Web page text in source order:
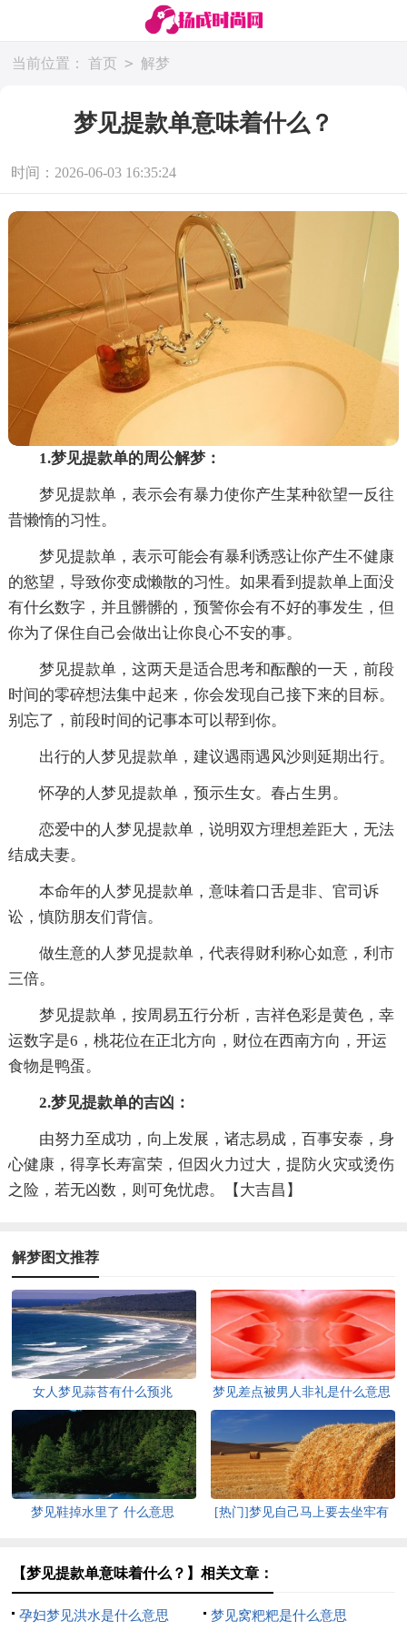
当前位置： 首页 > 解梦
梦见提款单意味着什么？
时间：2026-06-03 16:35:24
1.梦见提款单的周公解梦：
梦见提款单，表示会有暴力使你产生某种欲望一反往
昔懒惰的习性。
梦见提款单，表示可能会有暴利诱惑让你产生不健康
的慾望，导致你变成懒散的习性。如果看到提款单上面没
有什幺数字，并且髒髒的，预警你会有不好的事发生，但
你为了保住自己会做出让你良心不安的事。
梦见提款单，这两天是适合思考和酝酿的一天，前段
时间的零碎想法集中起来，你会发现自己接下来的目标。
别忘了，前段时间的记事本可以帮到你。
出行的人梦见提款单，建议遇雨遇风沙则延期出行。
怀孕的人梦见提款单，预示生女。春占生男。
恋爱中的人梦见提款单，说明双方理想差距大，无法
结成夫妻。
本命年的人梦见提款单，意味着口舌是非、官司诉
讼，慎防朋友们背信。
做生意的人梦见提款单，代表得财利称心如意，利市
三倍。
梦见提款单，按周易五行分析，吉祥色彩是黄色，幸
运数字是6，桃花位在正北方向，财位在西南方向，开运
食物是鸭蛋。
2.梦见提款单的吉凶：
由努力至成功，向上发展，诸志易成，百事安泰，身
心健康，得享长寿富荣，但因火力过大，提防火灾或烫伤
之险，若无凶数，则可免忧虑。【大吉昌】
解梦图文推荐
女人梦见蒜苔有什么预兆 梦见差点被男人非礼是什么意思
梦见鞋掉水里了 什么意思
[热门]梦见自己马上要去坐牢有
【梦见提款单意味着什么？】相关文章：
孕妇梦见洪水是什么意思 梦见窝粑粑是什么意思